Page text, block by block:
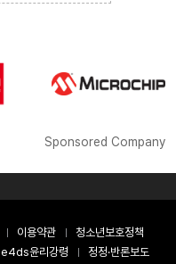
Sponsored Company
이용약관
청소년보호정책
e4ds윤리강령
정정·반론보도